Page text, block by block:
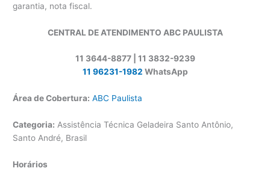
garantia, nota fiscal.
CENTRAL DE ATENDIMENTO ABC PAULISTA
11 3644-8877 | 11 3832-9239
11 96231-1982 WhatsApp
Área de Cobertura: ABC Paulista
Categoria: Assistência Técnica Geladeira Santo Antônio,
Santo André, Brasil
Horários